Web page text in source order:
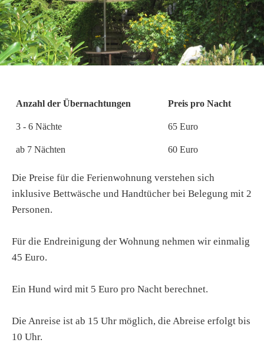
Anzahl der Übernachtungen Preis pro Nacht
3 - 6 Nächte 65 Euro
ab 7 Nächten 60 Euro
Die Preise für die Ferienwohnung verstehen sich
inklusive Bettwäsche und Handtücher bei Belegung mit 2
Personen.
Für die Endreinigung der Wohnung nehmen wir einmalig
45 Euro.
Ein Hund wird mit 5 Euro pro Nacht berechnet.
Die Anreise ist ab 15 Uhr möglich, die Abreise erfolgt bis
10 Uhr.